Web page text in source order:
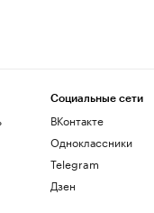
Социальные сети
ВКонтакте
Одноклассники
Telegram
Дзен